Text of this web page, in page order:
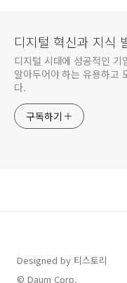
디지털 혁신과 지식
디지털 시대에 성공적인
알아두어야 하는 유용하고
다.
구독하기
Designed by 티스토리
© Daum Corp.